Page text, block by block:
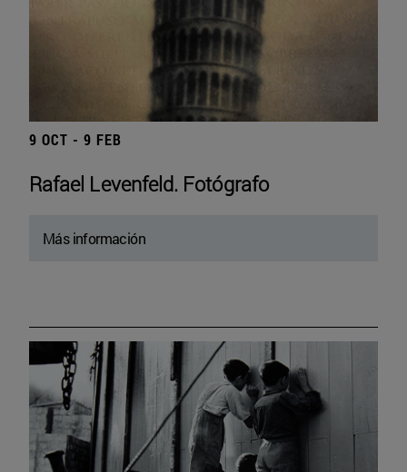
9 OCT - 9 FEB
Rafael Levenfeld. Fotógrafo
Más información